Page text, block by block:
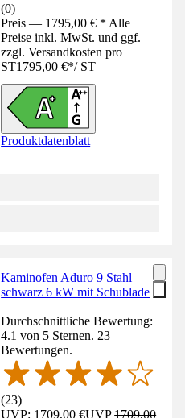
(0)
Preis — 1795,00 € * Alle
Preise inkl. MwSt. und ggf.
zzgl. Versandkosten pro
ST1795,00 €*/ ST
Produktdatenblatt
Kaminofen Aduro 9 Stahl
schwarz 6 kW mit Schublade
Durchschnittliche Bewertung:
4.1 von 5 Sternen. 23
Bewertungen.
(23)
UVP: 1709,00 €UVP1709,00